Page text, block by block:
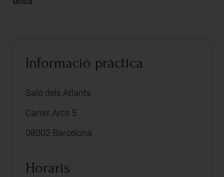
Informació pràctica
Saló dels Atlants
Carrer Arcs 5
08002 Barcelona
Horaris